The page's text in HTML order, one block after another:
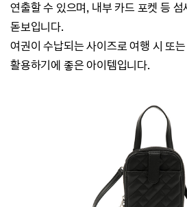
연출할 수 있으며, 내부 카드 포켓 등 섬
돋보입니다.
여권이 수납되는 사이즈로 여행 시 또
활용하기에 좋은 아이템입니다.